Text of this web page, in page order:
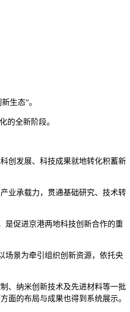
生态”。
的全新阶段。
创发展、科技成果就地转化积蓄新
业承载力，贯通基础研究、技术转
促进京港两地科技创新合作的重
场景为牵引组织创新资源，依托央
、纳米创新技术及先进材料等一批
面的布局与成果也得到系统展示。